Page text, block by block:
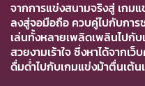
จากการแข่งสนามจริงสู่ เกม
ลงสู่จอมือถือ ควบคู่ไปกับกา
เล่นทั้งหลายเพลิดเพลินไปกั
สวยงามเร้าใจซึ่งหาได้จากเว็
ดื่มด่ำไปกับเกมแข่งม้าตื่นเต้น